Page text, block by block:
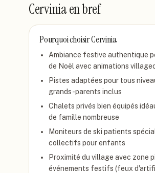
Cerviniaen bref
Pourquoi choisirCervinia
Ambiance festive authentique
de Noël avec animations
Pistes adaptées pour tous
grands-parents inclus
Chalets privés bien équipés
de famille nombreuse
Moniteurs de ski patients
collectifs pour enfants
Proximité du village avec zone
événements festifs (feux